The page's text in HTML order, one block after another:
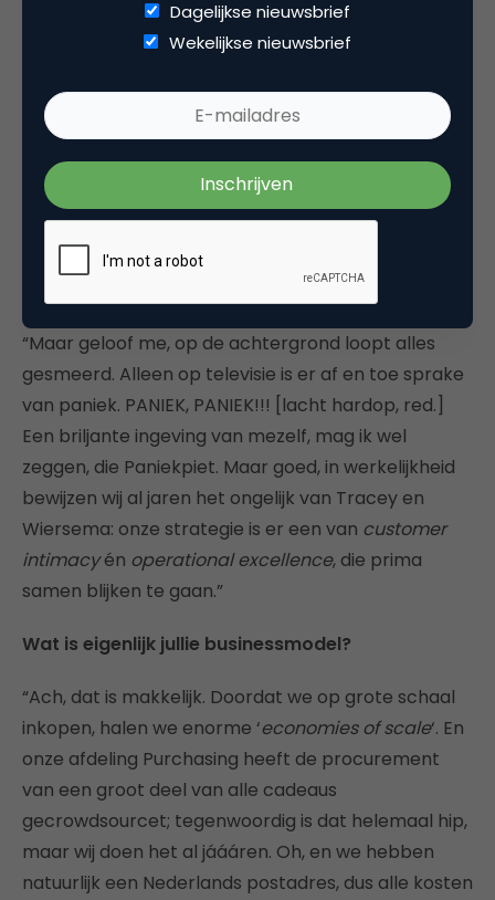
“Dan komen we weer op het storytelling-aspect.
intocht en pakjesavond. Daar tussen zit een periode
van drie weken, waarin we de spanningsboog
moeten opbouwen en -houden. Kinderen zijn
natuurlijk heel nieuwsgierig of ze cadeautjes krijgen
of niet. Dat hangt van hun eigen gedrag af, maar
om het nog wat interessanter te maken, voegen
we daar externe aspecten aan toe.”
“Maar geloof me, op de achtergrond loopt alles
gesmeerd. Alleen op televisie is er af en toe sprake
van paniek. PANIEK, PANIEK!!! [lacht hardop, red.]
Een briljante ingeving van mezelf, mag ik wel
zeggen, die Paniekpiet. Maar goed, in werkelijkheid
bewijzen wij al jaren het ongelijk van Tracey en
Wiersema: onze strategie is er een van customer
intimacyén operational excellence, die prima
samen blijken te gaan.”
Wat is eigenlijk jullie businessmodel?
“Ach, dat is makkelijk. Doordat we op grote schaal
inkopen, halen we enorme ‘economies of scale‘. En
onze afdeling Purchasing heeft de procurement
van een groot deel van alle cadeaus
gecrowdsourcet; tegenwoordig is dat helemaal hip,
maar wij doen het al jáááren. Oh, en we hebben
natuurlijk een Nederlands postadres, dus alle kosten
Dagelijkse nieuwsbrief
Wekelijkse nieuwsbrief